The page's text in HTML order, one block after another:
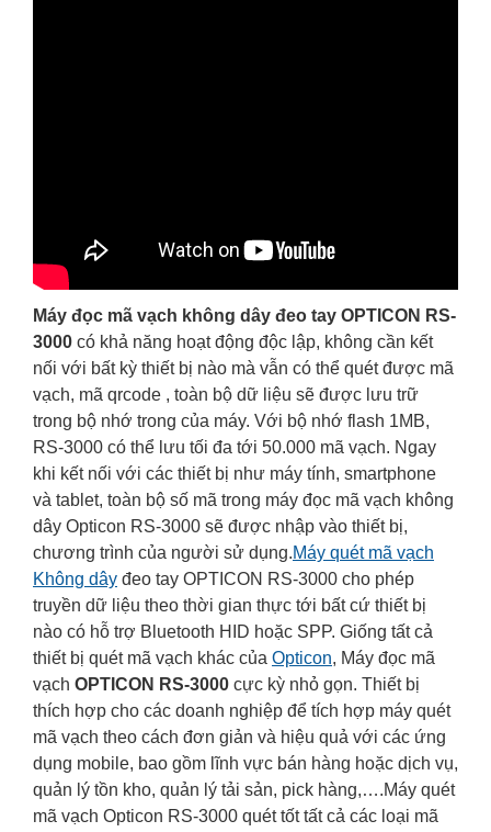
Máy đọc mã vạch không dây đeo tay OPTICON RS-
3000 có khả năng hoạt động độc lập, không cần kết
nối với bất kỳ thiết bị nào mà vẫn có thể quét được mã
vạch, mã qrcode , toàn bộ dữ liệu sẽ được lưu trữ
trong bộ nhớ trong của máy. Với bộ nhớ flash 1MB,
RS-3000 có thể lưu tối đa tới 50.000 mã vạch. Ngay
khi kết nối với các thiết bị như máy tính, smartphone
và tablet, toàn bộ số mã trong máy đọc mã vạch không
dây Opticon RS-3000 sẽ được nhập vào thiết bị,
chương trình của người sử dụng.Máy quét mã vạch
Không dây đeo tay OPTICON RS-3000 cho phép
truyền dữ liệu theo thời gian thực tới bất cứ thiết bị
nào có hỗ trợ Bluetooth HID hoặc SPP. Giống tất cả
thiết bị quét mã vạch khác của Opticon, Máy đọc mã
vạch OPTICON RS-3000 cực kỳ nhỏ gọn. Thiết bị
thích hợp cho các doanh nghiệp để tích hợp máy quét
mã vạch theo cách đơn giản và hiệu quả với các ứng
dụng mobile, bao gồm lĩnh vực bán hàng hoặc dịch vụ,
quản lý tồn kho, quản lý tải sản, pick hàng,….Máy quét
mã vạch Opticon RS-3000 quét tốt tất cả các loại mã